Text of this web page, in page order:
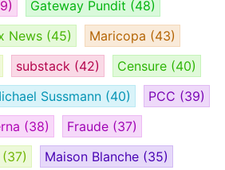
Gateway Pundit (48)
News (45) Maricopa (43)
substack (42) Censure (40)
Sussmann (40) PCC (39)
(38) Fraude (37)
(37) Maison Blanche (35)